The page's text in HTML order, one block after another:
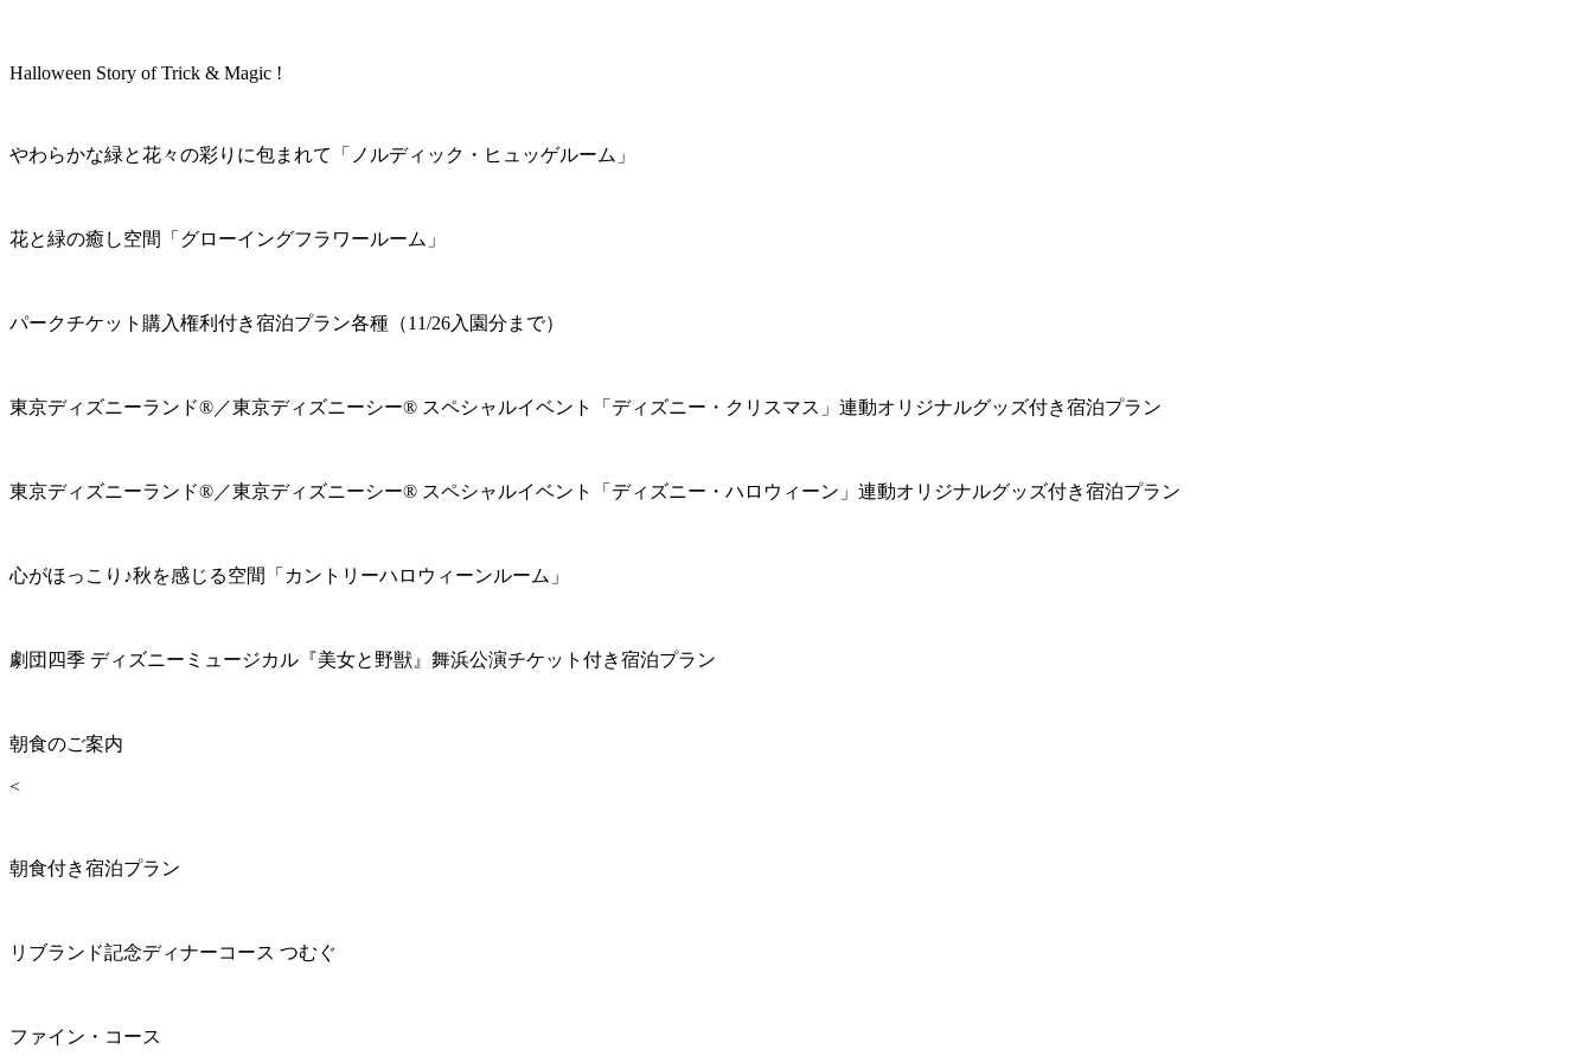
Halloween Story of Trick & Magic !
やわらかな緑と花々の彩りに包まれて「ノルディック・ヒュッゲルーム」
花と緑の癒し空間「グローイングフラワールーム」
パークチケット購入権利付き宿泊プラン各種（11/26入園分まで）
東京ディズニーランド®／東京ディズニーシー® スペシャルイベント「ディズニー・クリスマス」連動オリジナルグッズ付き宿泊プラン
東京ディズニーランド®／東京ディズニーシー® スペシャルイベント「ディズニー・ハロウィーン」連動オリジナルグッズ付き宿泊プラン
心がほっこり♪秋を感じる空間「カントリーハロウィーンルーム」
劇団四季 ディズニーミュージカル『美女と野獣』舞浜公演チケット付き宿泊プラン
朝食のご案内
<
朝食付き宿泊プラン
リブランド記念ディナーコース つむぐ
ファイン・コース